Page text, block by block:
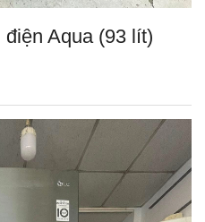
Aqua (93 lít)